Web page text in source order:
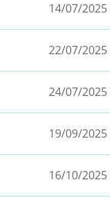
14/07/2025
22/07/2025
24/07/2025
19/09/2025
16/10/2025